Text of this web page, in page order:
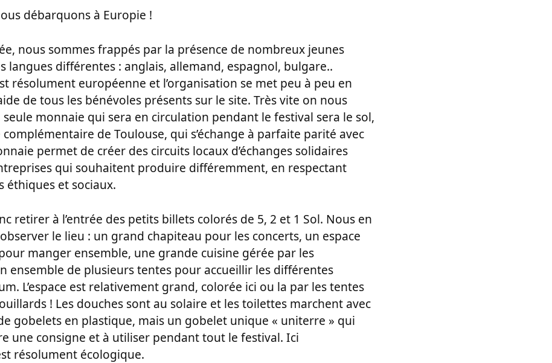
débarquons à Europie !
nous sommes frappés par la présence de nombreux jeunes
langues différentes : anglais, allemand, espagnol, bulgare..
résolument européenne et l’organisation se met peu à peu en
de tous les bénévoles présents sur le site. Très vite on nous
monnaie qui sera en circulation pendant le festival sera le sol,
de Toulouse, qui s’échange à parfaite parité avec
permet de créer des circuits locaux d’échanges solidaires
qui souhaitent produire différemment, en respectant
éthiques et sociaux.
retirer à l’entrée des petits billets colorés de 5, 2 et 1 Sol. Nous en
le lieu : un grand chapiteau pour les concerts, un espace
manger ensemble, une grande cuisine gérée par les
ensemble de plusieurs tentes pour accueillir les différentes
L’espace est relativement grand, colorée ici ou la par les tentes
! Les douches sont au solaire et les toilettes marchent avec
gobelets en plastique, mais un gobelet unique « uniterre » qui
une consigne et à utiliser pendant tout le festival. Ici
résolument écologique.